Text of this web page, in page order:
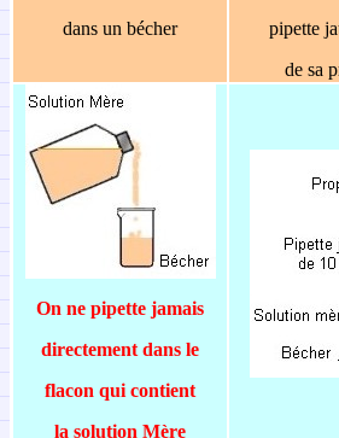
dans un bécher
pipette
de sa
On ne pipette jamais
directement dans le
flacon qui contient
la solution Mère